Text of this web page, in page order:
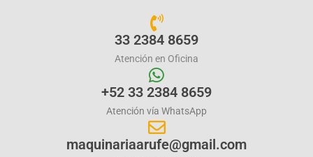
33 2384 8659
Atención en Oficina
+52 33 2384 8659
Atención vía WhatsApp
maquinariaarufe@gmail.com